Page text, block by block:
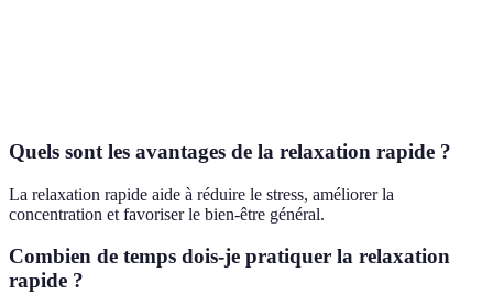
Quels sont les avantages de la relaxation rapide ?
La relaxation rapide aide à réduire le stress, améliorer la
concentration et favoriser le bien-être général.
Combien de temps dois-je pratiquer la relaxation
rapide ?